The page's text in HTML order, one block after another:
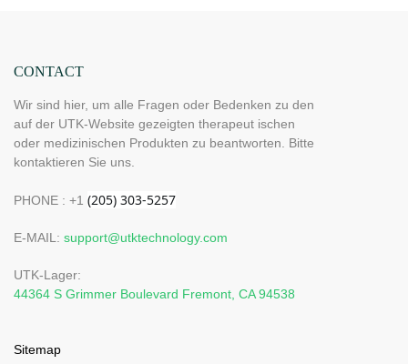
CONTACT
Wir sind hier, um alle Fragen oder Bedenken zu den
auf der UTK-Website gezeigten therapeut ischen
oder medizinischen Produkten zu beantworten. Bitte
kontaktieren Sie uns.
PHONE : +1
E-MAIL: support@utktechnology.com
UTK-Lager:
44364 S Grimmer Boulevard Fremont, CA 94538
Sitemap